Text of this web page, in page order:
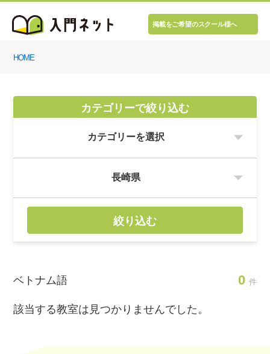
掲載をご希望のスクール様へ
HOME
カテゴリーで絞り込む
絞り込む
ベトナム語 0 件
該当する教室は見つかりませんでした。